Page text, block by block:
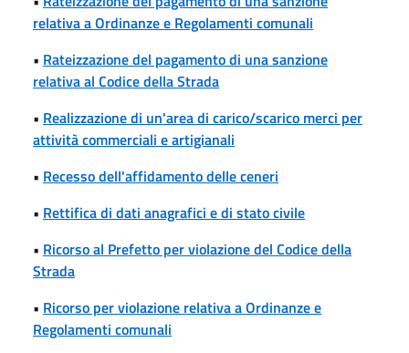
relativa a Ordinanze e Regolamenti comunali
• Rateizzazione del pagamento di una sanzione
relativa al Codice della Strada
• Realizzazione di un'area di carico/scarico merci per
attività commerciali e artigianali
• Recesso dell'affidamento delle ceneri
• Rettifica di dati anagrafici e di stato civile
• Ricorso al Prefetto per violazione del Codice della
Strada
• Ricorso per violazione relativa a Ordinanze e
Regolamenti comunali